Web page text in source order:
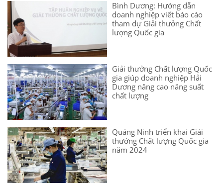
Bình Dương: Hướng dẫn
doanh nghiệp viết báo cáo
tham dự Giải thưởng Chất
lượng Quốc gia
Giải thưởng Chất lượng Quốc
gia giúp doanh nghiệp Hải
Dương nâng cao năng suất
chất lượng
Quảng Ninh triển khai Giải
thưởng Chất lượng Quốc gia
năm 2024